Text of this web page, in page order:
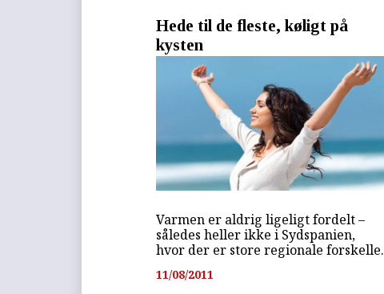
Hede til de fleste, køligt på
kysten
Varmen er aldrig ligeligt fordelt –
således heller ikke i Sydspanien,
hvor der er store regionale forskelle.
11/08/2011